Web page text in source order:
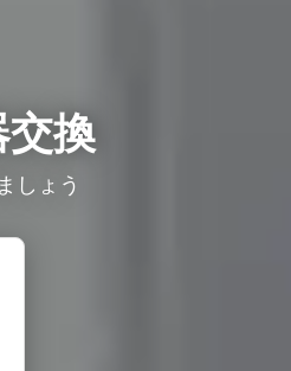
換
しょう